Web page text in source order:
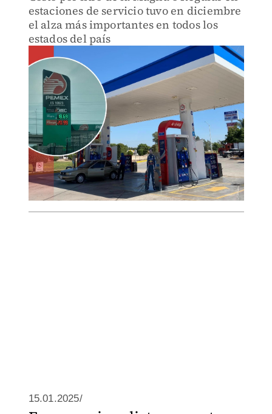
estaciones de servicio tuvo en diciembre
el alza más importantes en todos los
estados del país
15.01.2025/